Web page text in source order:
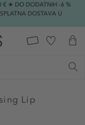
€ ★ DO DODATNIH -6 %
DOSTAVA U
Lip